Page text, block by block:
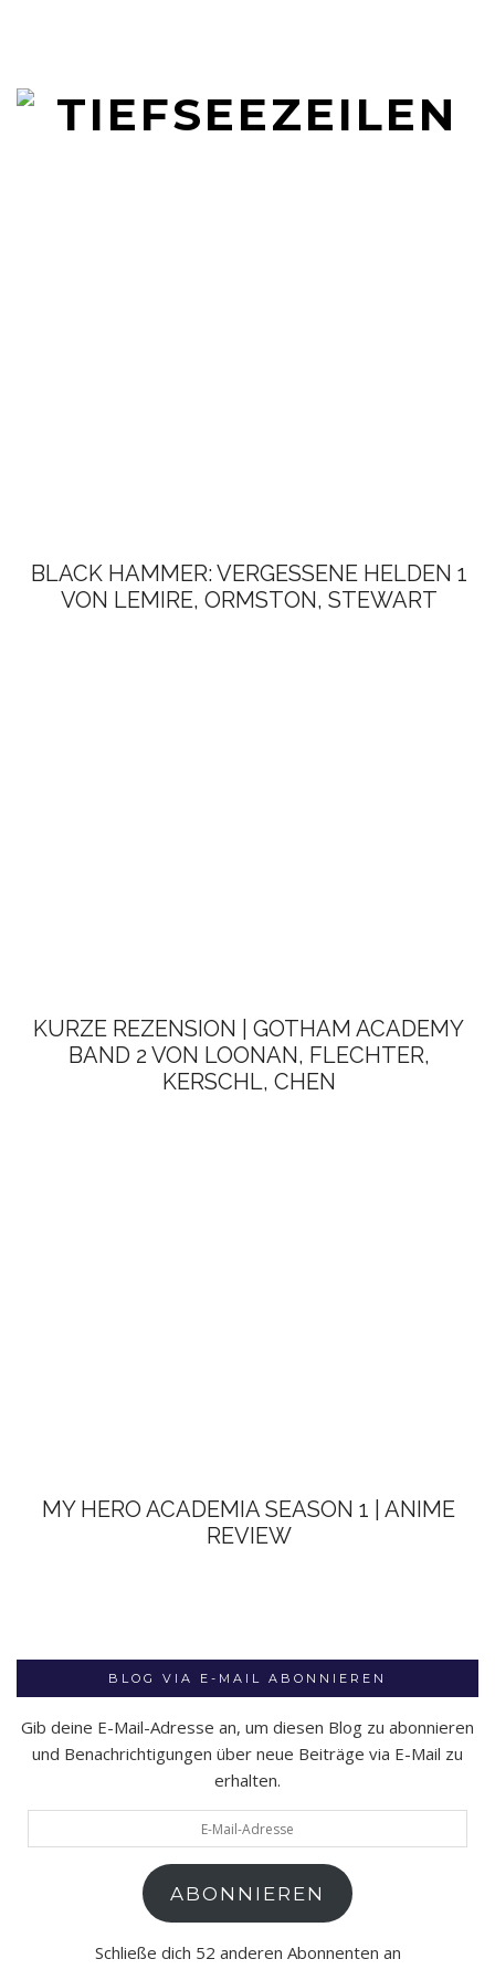
BLACK HAMMER: VERGESSENE HELDEN 1
VON LEMIRE, ORMSTON, STEWART
KURZE REZENSION | GOTHAM ACADEMY
BAND 2 VON LOONAN, FLECHTER,
KERSCHL, CHEN
MY HERO ACADEMIA SEASON 1 | ANIME
REVIEW
BLOG VIA E-MAIL ABONNIEREN
Gib deine E-Mail-Adresse an, um diesen Blog zu abonnieren
und Benachrichtigungen über neue Beiträge via E-Mail zu
erhalten.
Mail-
ABONNIEREN
Schließe dich 52 anderen Abonnenten an